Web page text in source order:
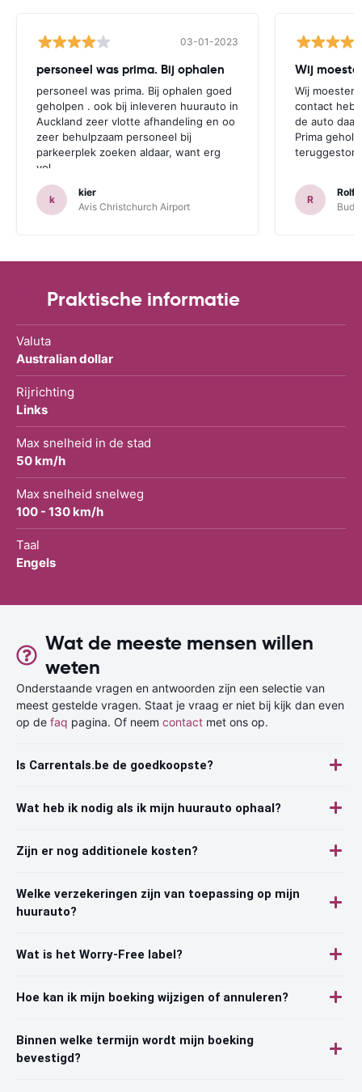
03-01-2023
personeel was prima. Bij ophalen
personeel was prima. Bij ophalen goed
geholpen . ook bij inleveren huurauto in
Auckland zeer vlotte afhandeling en oo
zeer behulpzaam personeel bij
parkeerplek zoeken aldaar, want erg
vol.
k
kier
Avis Christchurch Airport
Wij
Wij moesten
contact
de auto
Prima
R
Rolf
Praktische informatie
Valuta
Australian dollar
Rijrichting
Links
Max snelheid in de stad
50 km/h
Max snelheid snelweg
100 - 130 km/h
Taal
Engels
Wat de meeste mensen willen
weten
Onderstaande vragen en antwoorden zijn een selectie van
meest gestelde vragen. Staat je vraag er niet bij kijk dan even
op de faq pagina. Of neem contact met ons op.
Is Carrentals.be de goedkoopste?
Wat heb ik nodig als ik mijn huurauto ophaal?
Zijn er nog additionele kosten?
Welke verzekeringen zijn van toepassing op mijn
huurauto?
Wat is het Worry-Free label?
Hoe kan ik mijn boeking wijzigen of annuleren?
Binnen welke termijn wordt mijn boeking
bevestigd?